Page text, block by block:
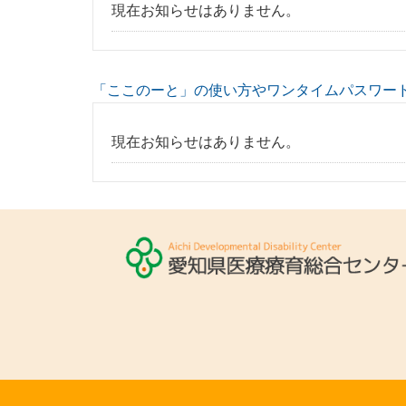
現在お知らせはありません。
「ここのーと」の使い方やワンタイムパスワ
現在お知らせはありません。